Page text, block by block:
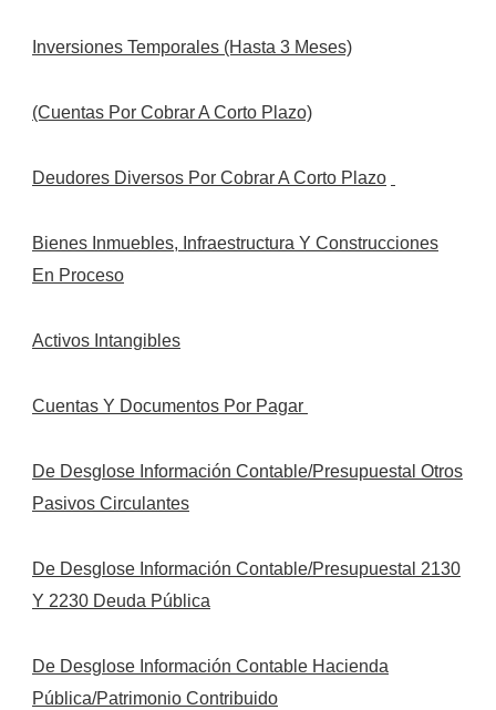
Inversiones Temporales (Hasta 3 Meses)
(Cuentas Por Cobrar A Corto Plazo)
Deudores Diversos Por Cobrar A Corto Plazo
Bienes Inmuebles, Infraestructura Y Construcciones
En Proceso
Activos Intangibles
Cuentas Y Documentos Por Pagar
De Desglose Información Contable/Presupuestal Otros
Pasivos Circulantes
De Desglose Información Contable/Presupuestal 2130
Y 2230 Deuda Pública
De Desglose Información Contable Hacienda
Pública/Patrimonio Contribuido